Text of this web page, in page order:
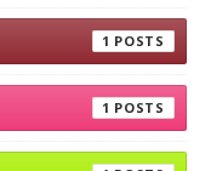
1
1